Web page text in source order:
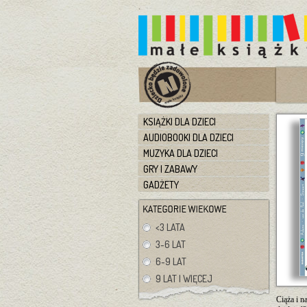
KSIĄŻKI DLA DZIECI
AUDIOBOOKI DLA DZIECI
MUZYKA DLA DZIECI
GRY I ZABAWY
GADŻETY
<3 LATA
3-6 LAT
6-9 LAT
9 LAT I WIĘCEJ
Ciąża i